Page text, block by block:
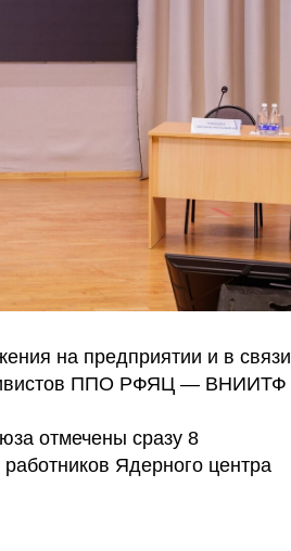
на предприятии и в связи
ППО РФЯЦ — ВНИИТФ
отмечены сразу 8
Ядерного центра